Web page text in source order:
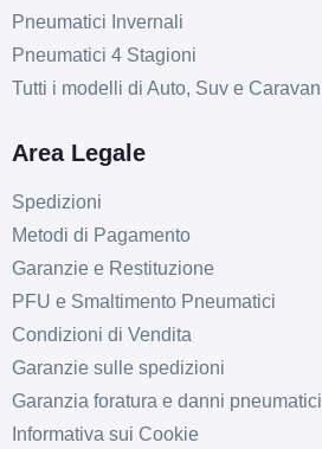
Pneumatici Invernali
Pneumatici 4 Stagioni
Tutti i modelli di Auto, Suv e Caravan
Area Legale
Spedizioni
Metodi di Pagamento
Garanzie e Restituzione
PFU e Smaltimento Pneumatici
Condizioni di Vendita
Garanzie sulle spedizioni
Garanzia foratura e danni pneumatici
Informativa sui Cookie